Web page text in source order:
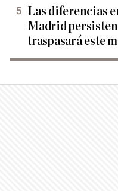
Las diferencias
Madrid
traspasará este